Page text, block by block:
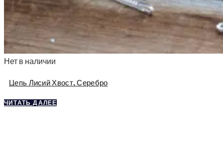
Нет в наличии
Цепь Лисий Хвост. Серебро
ЧИТАТЬ ДАЛЕЕ